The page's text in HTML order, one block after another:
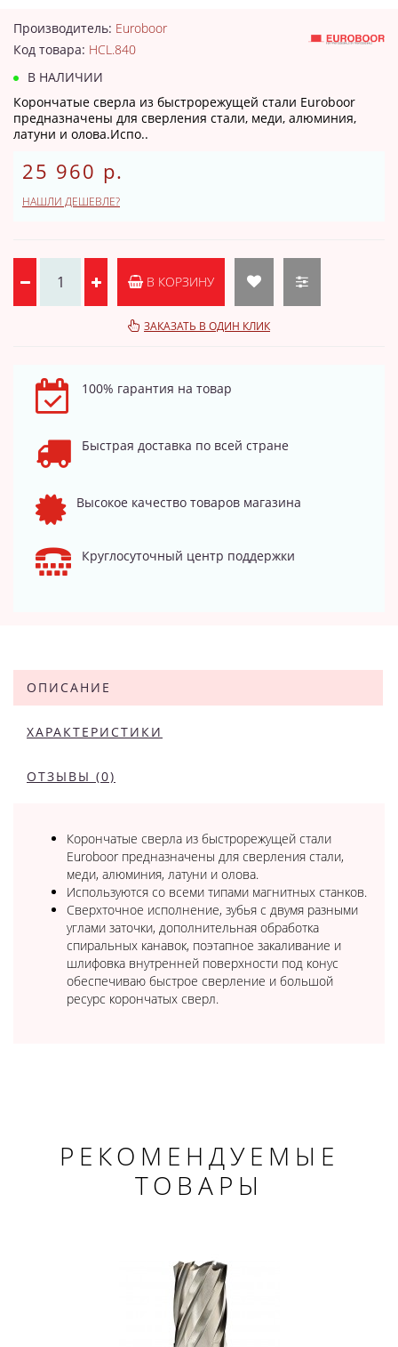
Производитель: Euroboor
Код товара: HCL.840
В НАЛИЧИИ
Корончатые сверла из быстрорежущей стали Euroboor
предназначены для сверления стали, меди, алюминия,
латуни и олова.Испо..
25 960 р.
НАШЛИ ДЕШЕВЛЕ?
В КОРЗИНУ
ЗАКАЗАТЬ В ОДИН КЛИК
100% гарантия на товар
Быстрая доставка по всей стране
Высокое качество товаров магазина
Круглосуточный центр поддержки
ОПИСАНИЕ
ХАРАКТЕРИСТИКИ
ОТЗЫВЫ (0)
Корончатые сверла из быстрорежущей стали
Euroboor предназначены для сверления стали,
меди, алюминия, латуни и олова.
Используются со всеми типами магнитных станков.
Сверхточное исполнение, зубья с двумя разными
углами заточки, дополнительная обработка
спиральных канавок, поэтапное закаливание и
шлифовка внутренней поверхности под конус
обеспечиваю быстрое сверление и большой
ресурс корончатых сверл.
РЕКОМЕНДУЕМЫЕ
ТОВАРЫ